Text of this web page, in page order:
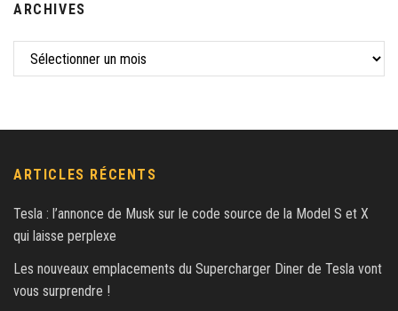
ARCHIVES
ARTICLES RÉCENTS
Tesla : l’annonce de Musk sur le code source de la Model S et X
qui laisse perplexe
Les nouveaux emplacements du Supercharger Diner de Tesla vont
vous surprendre !